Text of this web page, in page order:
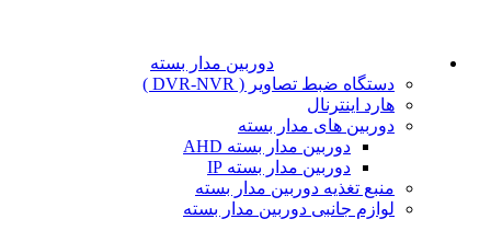
دوربین مدار بسته
دستگاه ضبط تصاویر ( DVR-NVR )
هارد اینترنال
دوربین های مدار بسته
دوربین مدار بسته AHD
دوربین مدار بسته IP
منبع تغذیه دوربین مدار بسته
لوازم جانبی دوربین مدار بسته